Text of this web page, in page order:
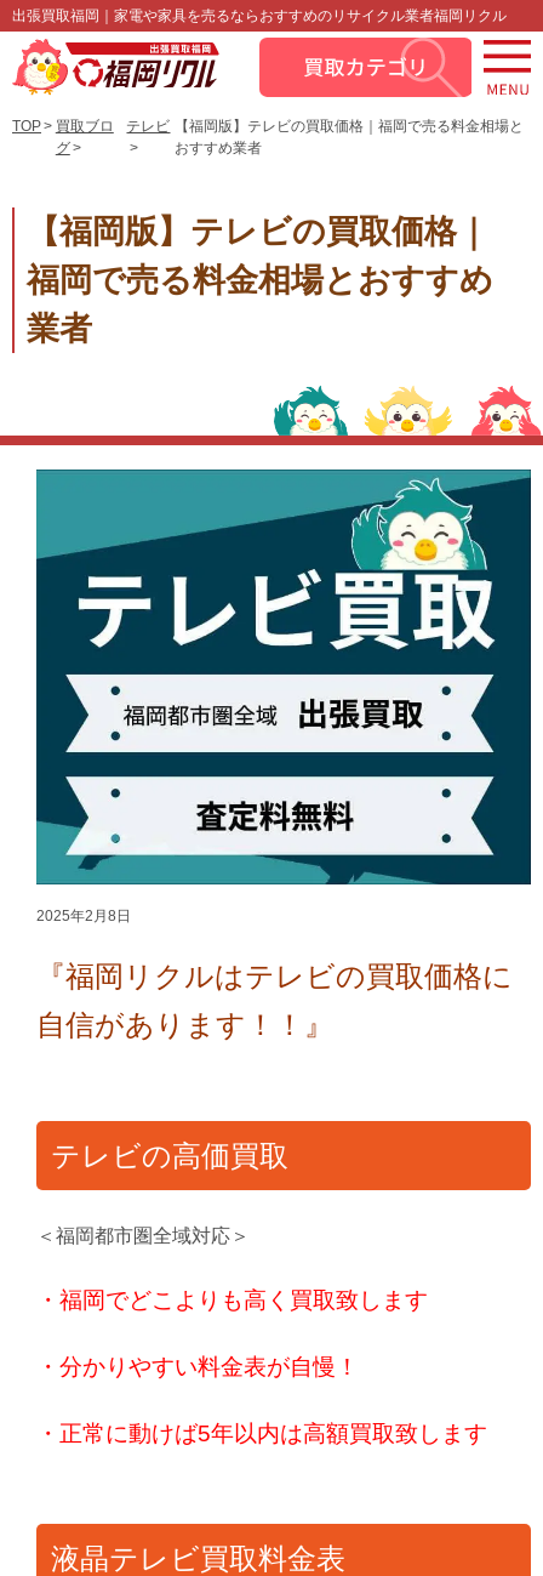
出張買取福岡｜家電や家具を売るならおすすめのリサイクル業者福岡リクル
TOP
買取ブロ
グ
テレビ
【福岡版】テレビの買取価格｜福岡で売る料金相場と
おすすめ業者
【福岡版】テレビの買取価格｜
福岡で売る料金相場とおすすめ
業者
2025年2月8日
『福岡リクルはテレビの買取価格に
自信があります！！ 』
テレビの高価買取
＜福岡都市圏全域対応＞
・福岡でどこよりも高く買取致します
・分かりやすい料金表が自慢！
・正常に動けば5年以内は高額買取致します
液晶テレビ買取料金表